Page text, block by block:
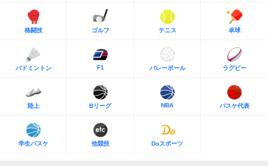
格闘技 ゴルフ テニス 卓球
バドミントン F1 バレーボール ラグビー
陸上 Bリーグ NBA バスケ代表
学生バスケ 他競技 Doスポーツ